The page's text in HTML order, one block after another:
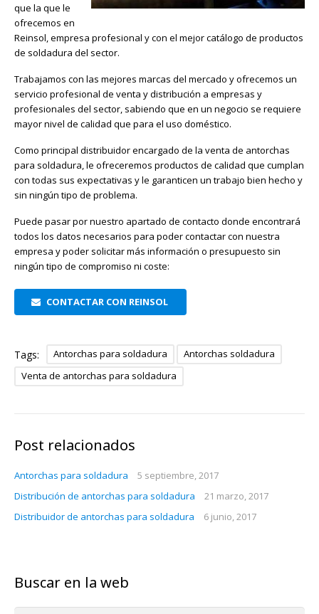
que la que le
ofrecemos en
Reinsol, empresa profesional y con el mejor catálogo de productos
de soldadura del sector.
Trabajamos con las mejores marcas del mercado y ofrecemos un
servicio profesional de venta y distribución a empresas y
profesionales del sector, sabiendo que en un negocio se requiere
mayor nivel de calidad que para el uso doméstico.
Como principal distribuidor encargado de la venta de antorchas
para soldadura, le ofreceremos productos de calidad que cumplan
con todas sus expectativas y le garanticen un trabajo bien hecho y
sin ningún tipo de problema.
Puede pasar por nuestro apartado de contacto donde encontrará
todos los datos necesarios para poder contactar con nuestra
empresa y poder solicitar más información o presupuesto sin
ningún tipo de compromiso ni coste:
CONTACTAR CON REINSOL
Tags: Antorchas para soldadura
Antorchas soldadura
Venta de antorchas para soldadura
Post relacionados
Antorchas para soldadura
5 septiembre, 2017
Distribución de antorchas para soldadura
21 marzo, 2017
Distribuidor de antorchas para soldadura
6 junio, 2017
Buscar en la web